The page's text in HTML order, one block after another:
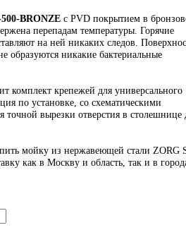
BRONZE с PVD покрытием в
перепадам температуры. Горячие
на ней никаких следов.
образуются никакие бактериальные
комплект крепежей для универсального
по установке, со схематическими
вырезки отверстия в столешнице
мойку из нержавеющей стали ZORG
как в Москву и область, так и в